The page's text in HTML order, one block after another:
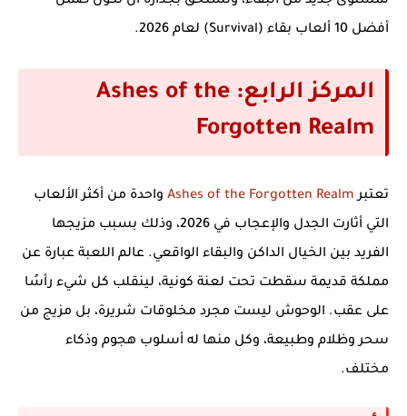
أفضل 10 ألعاب بقاء (Survival) لعام 2026
.
المركز الرابع: Ashes of the
Forgotten Realm
تعتبرAshes of the Forgotten Realm واحدة من أكثر الألعاب
التي أثارت الجدل والإعجاب في 2026، وذلك بسبب مزيجها
الفريد بين الخيال الداكن والبقاء الواقعي. عالم اللعبة عبارة عن
مملكة قديمة سقطت تحت لعنة كونية، لينقلب كل شيء رأسًا
على عقب. الوحوش ليست مجرد مخلوقات شريرة، بل مزيج من
سحر وظلام وطبيعة، وكل منها له أسلوب هجوم وذكاء
مختلف.